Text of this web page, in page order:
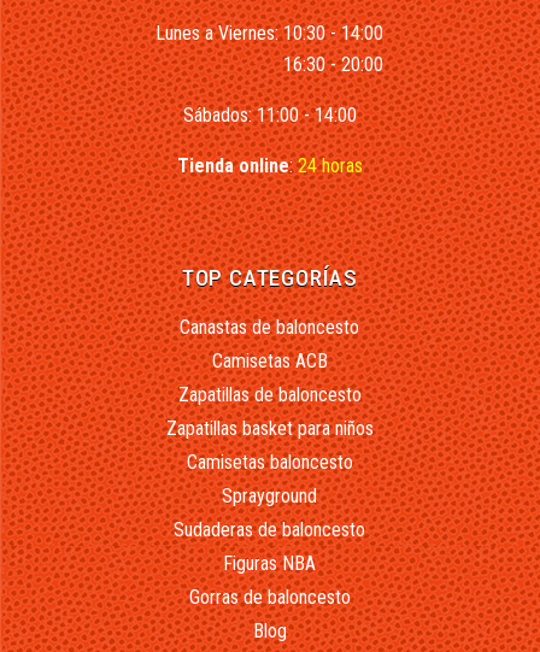
Lunes a Viernes: 10:30 - 14:00
16:30 - 20:00
Sábados: 11:00 - 14:00
Tienda online:24 horas
TOP CATEGORÍAS
Canastas de baloncesto
Camisetas ACB
Zapatillas de baloncesto
Zapatillas basket para niños
Camisetas baloncesto
Sprayground
Sudaderas de baloncesto
Figuras NBA
Gorras de baloncesto
Blog